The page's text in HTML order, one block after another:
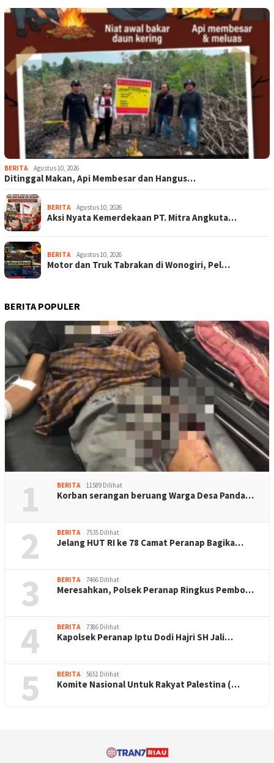
BERITA Agustus 10, 2026
Ditinggal Makan, Api Membesar dan Hangus…
BERITA Agustus 10, 2026
Aksi Nyata Kemerdekaan PT. Mitra Angkuta…
BERITA Agustus 10, 2026
Motor dan Truk Tabrakan di Wonogiri, Pel…
BERITA POPULER
1 BERITA 11589 Dilihat
Korban serangan beruang Warga Desa Panda…
2 BERITA 7535 Dilihat
Jelang HUT RI ke 78 Camat Peranap Bagika…
3 BERITA 7466 Dilihat
Meresahkan, Polsek Peranap Ringkus Pembo…
4 BERITA 7386 Dilihat
Kapolsek Peranap Iptu Dodi Hajri SH Jali…
5 BERITA 5651 Dilihat
Komite Nasional Untuk Rakyat Palestina (…